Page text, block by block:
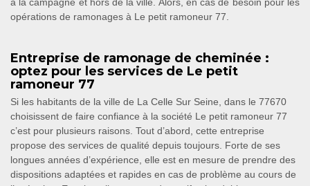
opérations de ramonages à Le petit ramoneur 77.
Entreprise de ramonage de cheminée :
optez pour les services de Le petit
ramoneur 77
Si les habitants de la ville de La Celle Sur Seine, dans le 77670
choisissent de faire confiance à la société Le petit ramoneur 77
c’est pour plusieurs raisons. Tout d’abord, cette entreprise
propose des services de qualité depuis toujours. Forte de ses
longues années d’expérience, elle est en mesure de prendre des
dispositions adaptées et rapides en cas de problème au cours de